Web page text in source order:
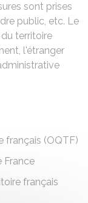
sont prises
public, etc. Le
territoire
l'étranger
français (OQTF)
France
français